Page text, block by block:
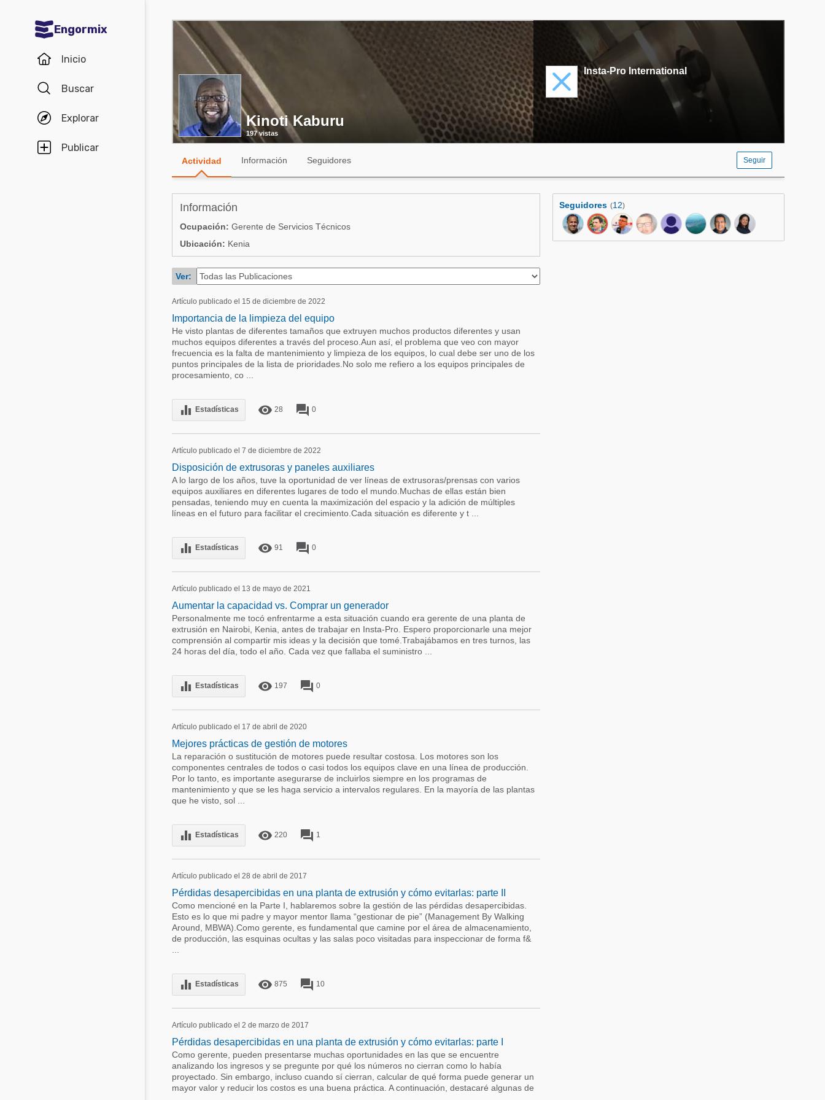
Engormix
Inicio
Buscar
Explorar
Publicar
Comunidades en español
Balanceados - Piensos
Avicultura
Ganadería
Porcicultura
Micotoxinas
Avicultura
Porcicultura
Lechería
Balanceados - Piensos
Comunidades en portugués
Micotoxinas
Avicultura
Porcicultura
Kinoti Kaburu
197 vistas
Insta-Pro International
Actividad Información Seguidores Seguir
Información
Ocupación: Gerente de Servicios Técnicos
Ubicación: Kenia
Ver:
Artículo publicado el 15 de diciembre de 2022
Importancia de la limpieza del equipo
He visto plantas de diferentes tamaños que extruyen muchos productos diferentes y usan
muchos equipos diferentes a través del proceso.Aun así, el problema que veo con mayor
frecuencia es la falta de mantenimiento y limpieza de los equipos, lo cual debe ser uno de los
puntos principales de la lista de prioridades.No solo me refiero a los equipos principales de
procesamiento, co ...
equalizer Estadísticas remove_red_eye 28 forum 0
Artículo publicado el 7 de diciembre de 2022
Disposición de extrusoras y paneles auxiliares
A lo largo de los años, tuve la oportunidad de ver líneas de extrusoras/prensas con varios
equipos auxiliares en diferentes lugares de todo el mundo.Muchas de ellas están bien
pensadas, teniendo muy en cuenta la maximización del espacio y la adición de múltiples
líneas en el futuro para facilitar el crecimiento.Cada situación es diferente y t ...
equalizer Estadísticas remove_red_eye 91 forum 0
Artículo publicado el 13 de mayo de 2021
Aumentar la capacidad vs. Comprar un generador
Personalmente me tocó enfrentarme a esta situación cuando era gerente de una planta de
extrusión en Nairobi, Kenia, antes de trabajar en Insta-Pro. Espero proporcionarle una mejor
comprensión al compartir mis ideas y la decisión que tomé.Trabajábamos en tres turnos, las
24 horas del día, todo el año. Cada vez que fallaba el suministro ...
equalizer Estadísticas remove_red_eye 197 forum 0
Artículo publicado el 17 de abril de 2020
Mejores prácticas de gestión de motores
La reparación o sustitución de motores puede resultar costosa. Los motores son los
componentes centrales de todos o casi todos los equipos clave en una línea de producción.
Por lo tanto, es importante asegurarse de incluirlos siempre en los programas de
mantenimiento y que se les haga servicio a intervalos regulares. En la mayoría de las plantas
que he visto, sol ...
equalizer Estadísticas remove_red_eye 220 forum 1
Artículo publicado el 28 de abril de 2017
Pérdidas desapercibidas en una planta de extrusión y cómo evitarlas: parte II
Como mencioné en la Parte I, hablaremos sobre la gestión de las pérdidas desapercibidas.
Esto es lo que mi padre y mayor mentor llama “gestionar de pie” (Management By Walking
Around, MBWA).Como gerente, es fundamental que camine por el área de almacenamiento,
de producción, las esquinas ocultas y las salas poco visitadas para inspeccionar de forma f&
equalizer Estadísticas remove_red_eye 875 forum 10
Artículo publicado el 2 de marzo de 2017
Pérdidas desapercibidas en una planta de extrusión y cómo evitarlas: parte I
Como gerente, pueden presentarse muchas oportunidades en las que se encuentre
analizando los ingresos y se pregunte por qué los números no cierran como lo había
proyectado. Sin embargo, incluso cuando sí cierran, calcular de qué forma puede generar un
mayor valor y reducir los costos es una buena práctica. A continuación, destacaré algunas de
Seguidores (12)